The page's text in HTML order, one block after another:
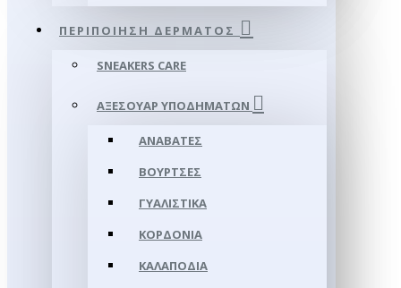
ΠΕΡΙΠΟΊΗΣΗ ΔΈΡΜΑΤΟΣ
SNEAKERS CARE
ΑΞΕΣΟΥΑΡ ΥΠΟΔΗΜΆΤΩΝ
ΑΝΑΒΆΤΕΣ
ΒΟΎΡΤΣΕΣ
ΓΥΑΛΙΣΤΙΚΆ
ΚΟΡΔΌΝΙΑ
ΚΑΛΑΠΌΔΙΑ